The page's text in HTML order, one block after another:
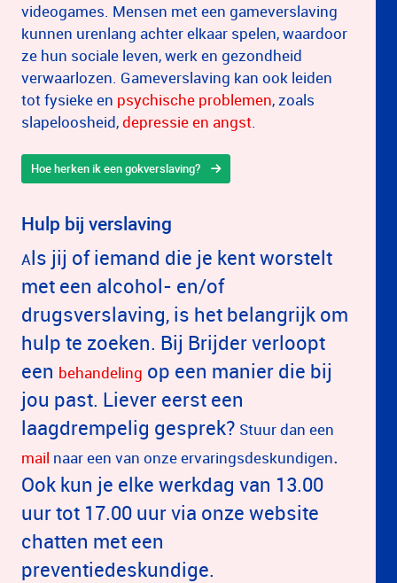
videogames. Mensen met een gameverslaving
kunnen urenlang achter elkaar spelen, waardoor
ze hun sociale leven, werk en gezondheid
verwaarlozen. Gameverslaving kan ook leiden
tot fysieke en psychische problemen, zoals
slapeloosheid,depressie en angst.
Hoe herken ik een gokverslaving?
Hulp bij verslaving
Als jij of iemand die je kent worstelt
met een alcohol- en/of
drugsverslaving, is het belangrijk om
hulp te zoeken. Bij Brijder verloopt
een behandeling op een manier die bij
jou past. Liever eerst een
laagdrempelig gesprek? Stuur dan een
mail naar een van onze ervaringsdeskundigen.
Ook kun je elke werkdag van 13.00
uur tot 17.00 uur via onze website
chatten met een
preventiedeskundige.